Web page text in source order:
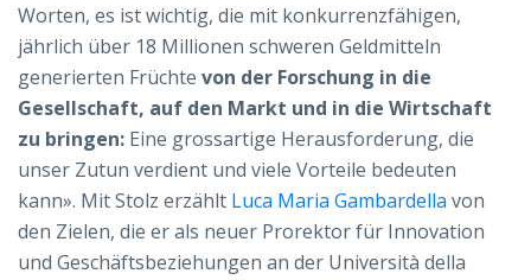
Worten, es ist wichtig, die mit konkurrenzfähigen,
jährlich über 18 Millionen schweren Geldmitteln
generierten Früchte von der Forschung in die
Gesellschaft, auf den Markt und in die Wirtschaft
zu bringen: Eine grossartige Herausforderung, die
unser Zutun verdient und viele Vorteile bedeuten
kann». Mit Stolz erzählt Luca Maria Gambardella von
den Zielen, die er als neuer Prorektor für Innovation
und Geschäftsbeziehungen an der Università della